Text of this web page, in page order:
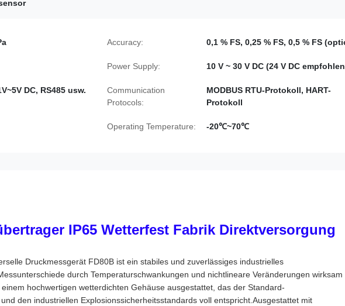
Accuracy: 0,1 % FS, 0,25 % FS, 0,5 % FS
Power Supply: 10 V ~ 30 V DC (24 V DC
DC, RS485 usw.
Communication
Protocols:
MODBUS RTU-Protokoll, HART-
Protokoll
Operating Temperature: -20℃~70℃
IP65 Wetterfest Fabrik Direktversorgung
Druckmessgerät FD80B ist ein stabiles und zuverlässiges industrielles
durch Temperaturschwankungen und nichtlineare Veränderungen wirksam
hochwertigen wetterdichten Gehäuse ausgestattet, das der Standard-
den industriellen Explosionssicherheitsstandards voll entspricht.Ausgestattet mit